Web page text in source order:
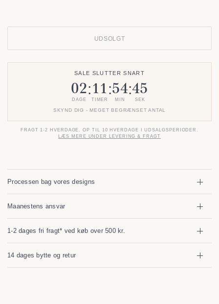
UDSOLGT
SALE SLUTTER SNART
02
DAGE
:11
TIMER
:54
MIN
:45
SEK
SKYND DIG - MEGET BEGRÆNSET ANTAL
FRAGT 1-2 HVERDAGE. OP TIL 10 HVERDAGE I UDSALGSPERIODER.
LÆS MERE UNDER LEVERING & FRAGT
Processen bag vores designs
Maanestens ansvar
1-2 dages fri fragt* ved køb over 500 kr.
14 dages bytte og retur